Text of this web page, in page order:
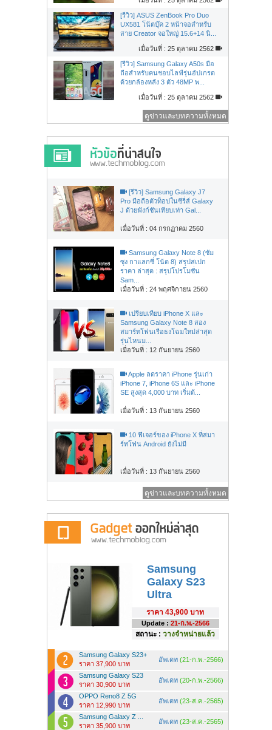
[รีวิว] ASUS ZenBook Pro Duo
UX581 โน้ตบุ๊ค 2 หน้าจอสำหรับ
สาย Creator จอใหญ่ 15.6+14 นิ...
เมื่อวันที่ : 25 ตุลาคม 2562
[รีวิว] Samsung Galaxy A50s มือ
ถือสำหรับคนชอบไลฟ์รุ่นอัปเกรด
ด้วยกล้องหลัง 3 ตัว 48MP พ...
เมื่อวันที่ : 25 ตุลาคม 2562
ดูข่าวและบทความทั้งหมด
[รีวิว] Samsung Galaxy J7
Pro มือถือตัวท็อปในซีรี่ส์ Galaxy
J ด้วยฟังก์ชันเทียบเท่า Gal...
เมื่อวันที่ : 04 กรกฏาคม 2560
Samsung Galaxy Note 8 (ซัม
ซุง กาแลกซี่ โน้ต 8) สรุปสเปก
ราคา ล่าสุด : สรุปโปรโมชั่น
Sam...
เมื่อวันที่ : 24 พฤศจิกายน 2560
เปรียบเทียบ iPhone X และ
Samsung Galaxy Note 8 สอง
สมาร์ทโฟนเรือธงโฉมใหม่ล่าสุด
รุ่นไหนม...
เมื่อวันที่ : 12 กันยายน 2560
Apple ลดราคา iPhone รุ่นเก่า
iPhone 7, iPhone 6S และ iPhone
SE สูงสุด 4,000 บาท เริ่มต้...
เมื่อวันที่ : 13 กันยายน 2560
10 ฟีเจอร์ของ iPhone X ที่สมา
ร์ทโฟน Android ยังไม่มี
เมื่อวันที่ : 13 กันยายน 2560
ดูข่าวและบทความทั้งหมด
Samsung
Galaxy S23
Ultra
ราคา 43,900 บาท
Update : 21-ก.พ.-2566
สถานะ : วางจำหน่ายแล้ว
Samsung Galaxy S23+
ราคา 37,900 บาท
อัพเดท (21-ก.พ.-2566)
Samsung Galaxy S23
ราคา 30,900 บาท
อัพเดท (20-ก.พ.-2566)
OPPO Reno8 Z 5G
ราคา 12,990 บาท
อัพเดท (23-ส.ค.-2565)
Samsung Galaxy Z ...
ราคา 35,900 บาท
อัพเดท (23-ส.ค.-2565)